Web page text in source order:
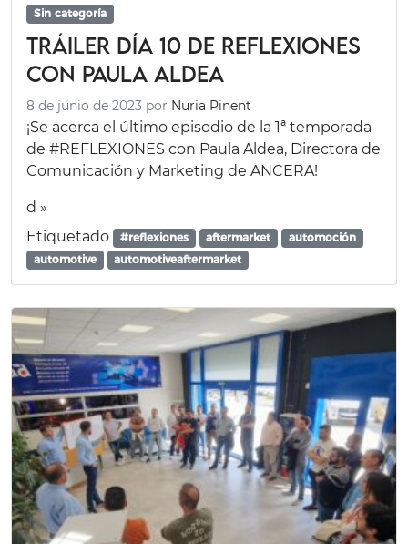
Sin categoría
Tráiler día 10 de REFLEXIONES
con Paula Aldea
8 de junio de 2023 por Nuria Pinent
¡Se acerca el último episodio de la 1ª temporada
de #REFLEXIONES con Paula Aldea, Directora de
Comunicación y Marketing de ANCERA!
d »
Etiquetado
#reflexiones aftermarket
automoción
automotive
automotiveaftermarket